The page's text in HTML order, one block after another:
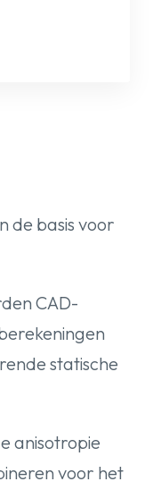
de basis voor
CAD-
statische
anisotropie
voor het